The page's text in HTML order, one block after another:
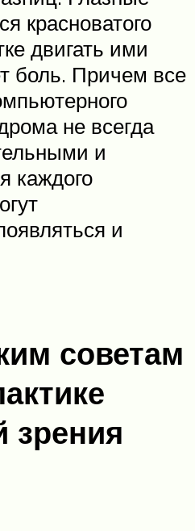
красноватого
двигать ими
боль. Причем все
не всегда
и
каждого
и
советам
зрения